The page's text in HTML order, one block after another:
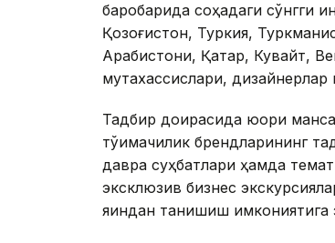
баробарида соҳадаги сўнгги
Қозоғистон, Туркия,
Арабистони, Қатар, Кувайт,
мутахассислари, дизайнерлар
Тадбир доирасида юқори
тўқимачилик брендларининг
давра суҳбатлари ҳамда
эксклюзив бизнес
яқиндан танишиш имкониятига